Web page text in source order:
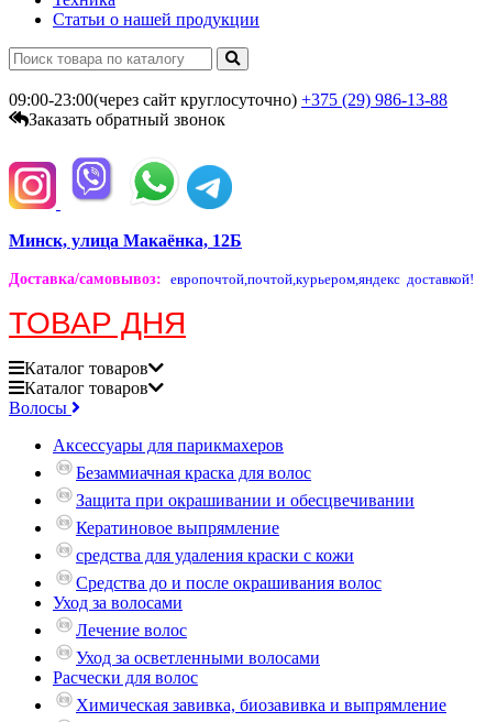
Статьи о нашей продукции
09:00-23:00(через сайт круглосуточно) +375 (29) 986-13-88
Заказать обратный звонок
Минск, улица Макаёнка, 12Б
Доставка/самовывоз: европочтой,почтой,курьером,яндекс доставкой!
ТОВАР ДНЯ
Каталог товаров
Каталог товаров
Волосы
Аксессуары для парикмахеров
Безаммиачная краска для волос
Защита при окрашивании и обесцвечивании
Кератиновое выпрямление
средства для удаления краски с кожи
Средства до и после окрашивания волос
Уход за волосами
Лечение волос
Уход за осветленными волосами
Расчески для волос
Химическая завивка, биозавивка и выпрямление